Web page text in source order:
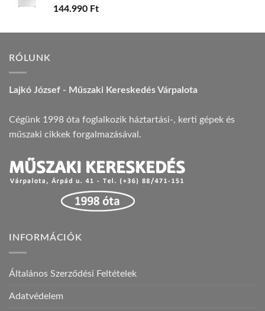
144.990 Ft
RÓLUNK
Lajkó József - Műszaki Kereskedés Várpalota
Cégünk 1998 óta foglalkozik háztartási-, kerti gépek és
műszaki cikkek forgalmazásával.
INFORMÁCIÓK
Általános Szerződési Feltételek
Adatvédelem